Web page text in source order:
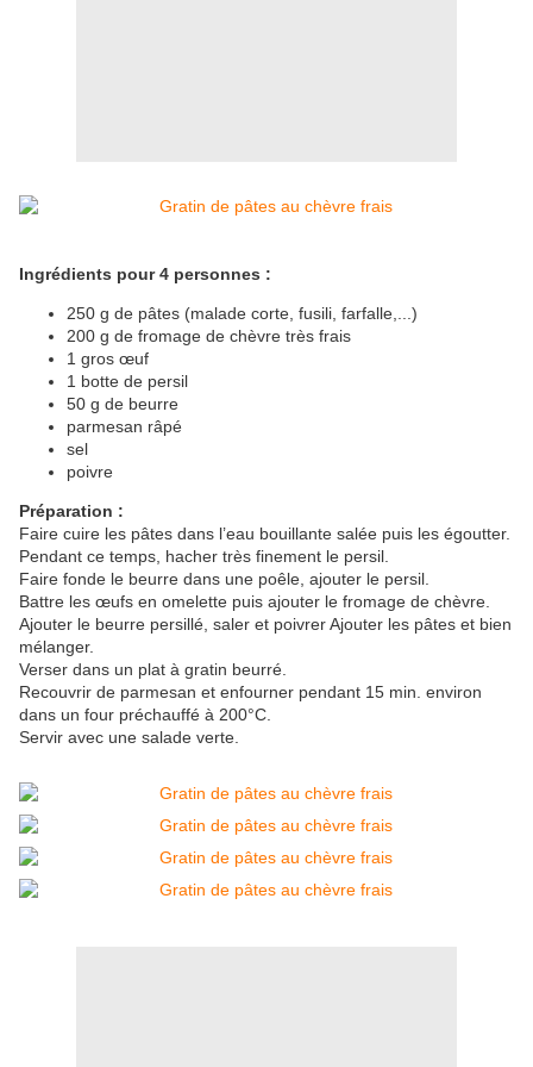
Ingrédients pour 4 personnes :
250 g de pâtes (malade corte, fusili, farfalle,...)
200 g de fromage de chèvre très frais
1 gros œuf
1 botte de persil
50 g de beurre
parmesan râpé
sel
poivre
Préparation :
Faire cuire les pâtes dans l’eau bouillante salée puis les égoutter.
Pendant ce temps, hacher très finement le persil.
Faire fonde le beurre dans une poêle, ajouter le persil.
Battre les œufs en omelette puis ajouter le fromage de chèvre.
Ajouter le beurre persillé, saler et poivrer Ajouter les pâtes et bien
mélanger.
Verser dans un plat à gratin beurré.
Recouvrir de parmesan et enfourner pendant 15 min. environ
dans un four préchauffé à 200°C.
Servir avec une salade verte.